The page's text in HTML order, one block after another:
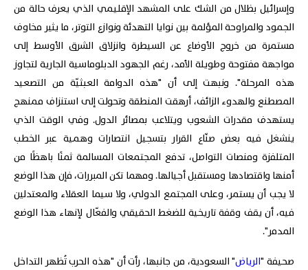
وإسرائيل بظلال من الشك على المشهد الإقليمي الذي يعرف حالة من
الجمود والمراوحة المؤلمة بين نوايا التهدئة ونوازع التوتر، ما يثير مخاوف
مستمرة من خروج الأوضاع عن السيطرة وانزلاق الشرق الأوسط إلى
مواجهة مفتوحة وطويلة الأمد، رغم الجهود الدبلوماسية الجارية لتجاوز
هذه المرحلة". ونبهت إلى أن "هذه الدوامة العبثيّة من التصعيد
المصطنع والهدوء الزائف، أرهقت المنطقة وتحولت إلى استنزاف ممنهج
يستهدف مقدرات الشعوب ويتلاعب بمصائر الدول. وفي الوقت الذي
ينشغل فيه بعض صنّاع القرار بتسجيل انتصارات وهمية عبر الخطب
المتلفزة ومنصات التواصل، تدفع المجتمعات المسالمة ثمنًا باهظًا من
أمنها واقتصادها ومستقبل أجيالها. ومهما تكن المبررات، فإن هذا الوضع
لا يجب أن يستمر، وعلى المجتمع الدولي، ولا سيما العقلاء والمعتدلين
فيه، أن يقف وقفة تاريخية للضغط الحقيقي والفعّال لإنهاء هذا الوضع
المدمر".
صحيفة "الرياض" السعودية، من جانبها، رأت أن "هذه الحرب تُظهر التداخل